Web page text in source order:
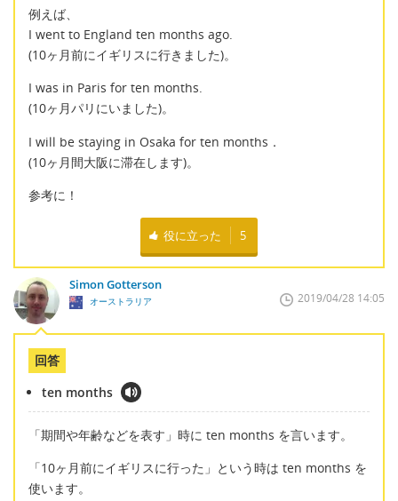
例えば、
I went to England ten months ago.
(10ヶ月前にイギリスに行きました)。
I was in Paris for ten months.
(10ヶ月パリにいました)。
I will be staying in Osaka for ten months．
(10ヶ月間大阪に滞在します)。
参考に！
役に立った 5
Simon Gotterson
オーストラリア 2019/04/28 14:05
回答
ten months
「期間や年齢などを表す」時に ten months を言います。
「10ヶ月前にイギリスに行った」という時は ten months を
使います。